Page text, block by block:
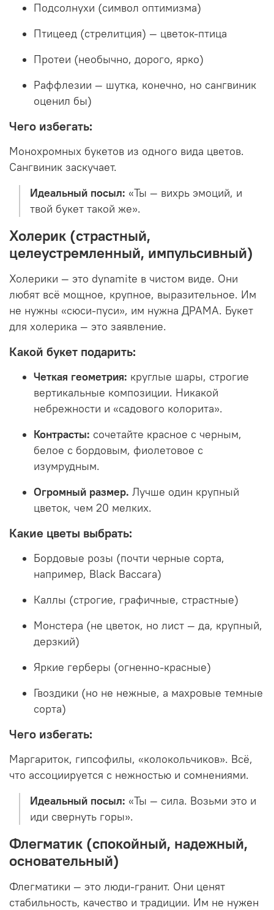
Подсолнухи (символ оптимизма)
Птицеед (стрелитция) — цветок-птица
Протеи (необычно, дорого, ярко)
Раффлезии — шутка, конечно, но сангвиник
оценил бы)
Чего избегать:
Монохромных букетов из одного вида цветов.
Сангвиник заскучает.
Идеальный посыл: «Ты — вихрь эмоций, и
твой букет такой же».
Холерик (страстный,
целеустремленный, импульсивный)
Холерики — это dynamite в чистом виде. Они
любят всё мощное, крупное, выразительное. Им
не нужны «сюси-пуси», им нужна ДРАМА. Букет
для холерика — это заявление.
Какой букет подарить:
Четкая геометрия: круглые шары, строгие
вертикальные композиции. Никакой
небрежности и «садового колорита».
Контрасты: сочетайте красное с черным,
белое с бордовым, фиолетовое с
изумрудным.
Огромный размер. Лучше один крупный
цветок, чем 20 мелких.
Какие цветы выбрать:
Бордовые розы (почти черные сорта,
например, Black Baccara)
Каллы (строгие, графичные, страстные)
Монстера (не цветок, но лист — да, крупный,
дерзкий)
Яркие герберы (огненно-красные)
Гвоздики (но не нежные, а махровые темные
сорта)
Чего избегать:
Маргариток, гипсофилы, «колокольчиков». Всё,
что ассоциируется с нежностью и сомнениями.
Идеальный посыл: «Ты — сила. Возьми это и
иди свернуть горы».
Флегматик (спокойный, надежный,
основательный)
Флегматики — это люди-гранит. Они ценят
стабильность, качество и традиции. Им не нужен